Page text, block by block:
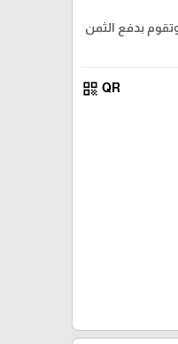
بدفع الثمن
QR
qr_code